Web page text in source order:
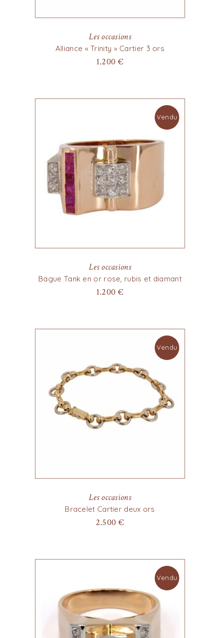
Les occasions
Alliance « Trinity » Cartier 3 ors
1.200 €
Vendu
Les occasions
Bague Tank en or rose, rubis et diamant
1.200 €
Vendu
Les occasions
Bracelet Cartier deux ors
2.500 €
Vendu